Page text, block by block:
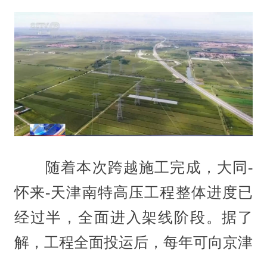
随着本次跨越施工完成，大同-
怀来-天津南特高压工程整体进度已
经过半，全面进入架线阶段。据了
解，工程全面投运后，每年可向京津